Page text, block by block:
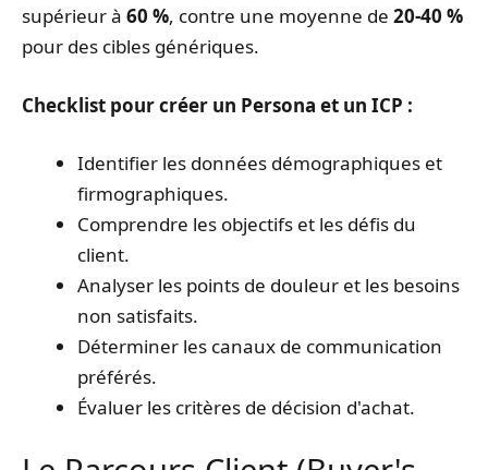
supérieur à 60 %, contre une moyenne de 20-40 %
pour des cibles génériques.
Checklist pour créer un Persona et un ICP :
Identifier les données démographiques et
firmographiques.
Comprendre les objectifs et les défis du
client.
Analyser les points de douleur et les besoins
non satisfaits.
Déterminer les canaux de communication
préférés.
Évaluer les critères de décision d'achat.